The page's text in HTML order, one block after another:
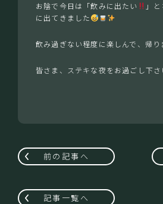
お陰で今日は「飲みに出たい
」
に出てきました
飲み過ぎない程度に楽しんで、帰り
皆さま、ステキな夜をお過ごし下さ
前の記事へ
記事一覧へ